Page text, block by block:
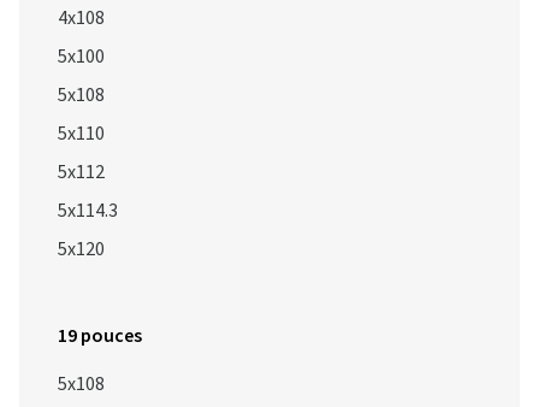
4x108
5x100
5x108
5x110
5x112
5x114.3
5x120
19 pouces
5x108